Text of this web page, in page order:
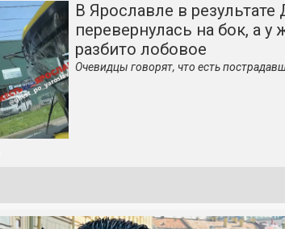
В Ярославле в результате
перевернулась на бок, а у
разбито лобовое
Очевидцы говорят, что есть